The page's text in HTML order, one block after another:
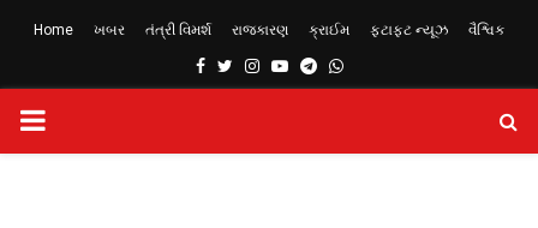
Home ખબર તંત્રી વિમર્શ રાજકારણ ક્રાઈમ ફટાફટ ન્યૂઝ વૈશ્વિક
Facebook
TwitterInstagram
YoutubeTelegram
Whatsapp
PRIMARY